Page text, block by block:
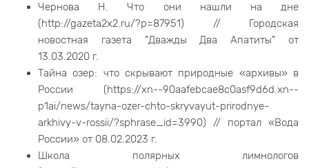
Чернова Н. Что они нашли на дне
(http://gazeta2x2.ru/?p=87951) // Городская
новостная газета "Дважды Два Апатиты" от
13.03.2020 г.
Тайна озер: что скрывают природные «архивы» в
России (https://xn--90aafebcae8c0asf9d6d.xn--
p1ai/news/tayna-ozer-chto-skryvayut-prirodnye-
arkhivy-v-rossii/?sphrase_id=3990) // портал «Вода
России» от 08.02.2023 г.
Школа полярных лимнологов